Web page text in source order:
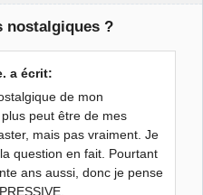
nostalgiques ?
a écrit:
de mon
peut être de mes
mais pas vraiment. Je
question en fait. Pourtant
ans aussi, donc je pense